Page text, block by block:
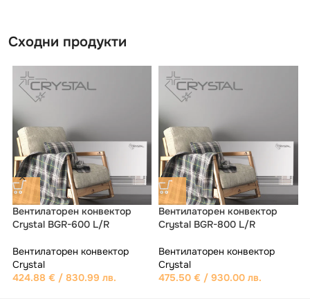
Сходни продукти
Вентилаторен конвектор
Crystal BGR-600 L/R
Вентилаторен конвектор
Crystal
424.88 € / 830.99 лв.
Вентилаторен конвектор
Crystal BGR-800 L/R
Вентилаторен конвектор
Crystal
475.50€ / 930.00 лв.